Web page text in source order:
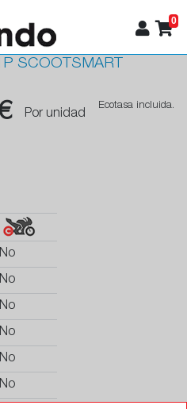
0
SCOOTSMART
Por unidad
Ecotasa incluida.
No
No
No
No
No
No